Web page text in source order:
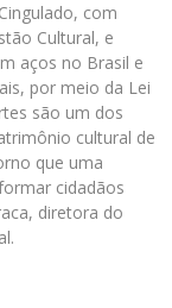
com
Cultural, e
aços no Brasil e
por meio da Lei
são um dos
cultural de
que uma
cidadãos
diretora do